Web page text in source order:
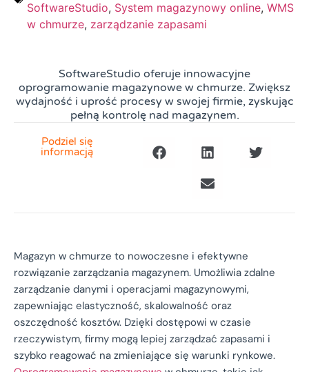
SoftwareStudio, System magazynowy online, WMS
w chmurze, zarządzanie zapasami
SoftwareStudio oferuje innowacyjne
oprogramowanie magazynowe w chmurze. Zwiększ
wydajność i uprość procesy w swojej firmie, zyskując
pełną kontrolę nad magazynem.
Podziel się
informacją
Magazyn w chmurze to nowoczesne i efektywne
rozwiązanie zarządzania magazynem. Umożliwia zdalne
zarządzanie danymi i operacjami magazynowymi,
zapewniając elastyczność, skalowalność oraz
oszczędność kosztów. Dzięki dostępowi w czasie
rzeczywistym, firmy mogą lepiej zarządzać zapasami i
szybko reagować na zmieniające się warunki rynkowe.